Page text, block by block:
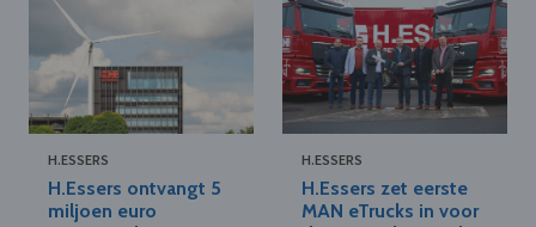
H.ESSERS
H.Essers ontvangt 5
miljoen euro
H.ESSERS
H.Essers zet eerste
MAN eTrucks in voor